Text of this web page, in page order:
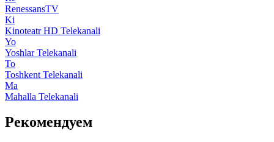
RenessansTV
Ki
Kinoteatr HD Telekanali
Yo
Yoshlar Telekanali
To
Toshkent Telekanali
Ma
Mahalla Telekanali
Рекомендуем